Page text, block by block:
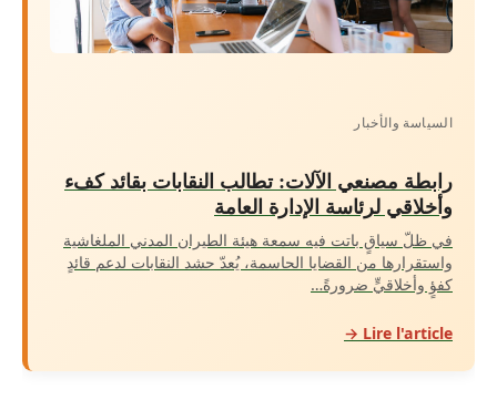
السياسة والأخبار
رابطة مصنعي الآلات: تطالب النقابات بقائد كفء
وأخلاقي لرئاسة الإدارة العامة
في ظلّ سياقٍ باتت فيه سمعة هيئة الطيران المدني الملغاشية
واستقرارها من القضايا الحاسمة، يُعدّ حشد النقابات لدعم قائدٍ
كفؤٍ وأخلاقيٍّ ضرورةً…
Lire l'article →